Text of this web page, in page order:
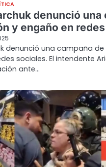
denunció una
y engaño en
denunció una campaña
sociales. El intendente
ante…